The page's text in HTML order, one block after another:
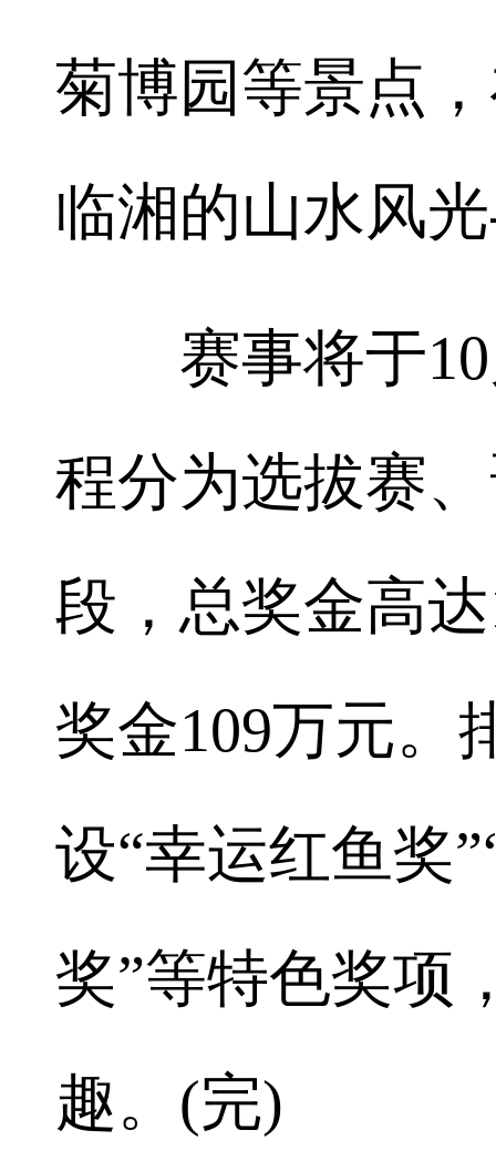
菊博园等景点
临湘的山水风
赛事将于10
程分为选拔赛
段，总奖金高
奖金109万元。
设“幸运红鱼奖
奖”等特色奖项
趣。(完)